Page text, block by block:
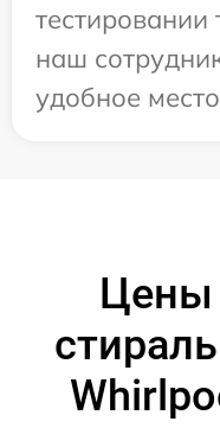
наш
удобное
Цены